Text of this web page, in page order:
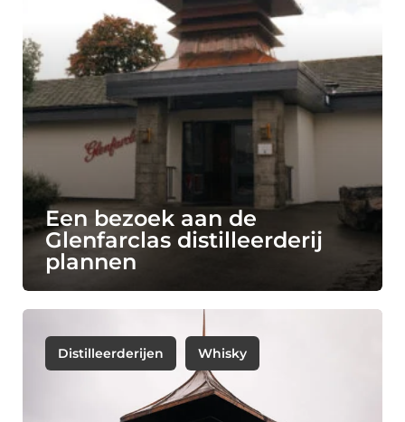
Een bezoek aan de
Glenfarclas distilleerderij
plannen
Distilleerderijen Whisky